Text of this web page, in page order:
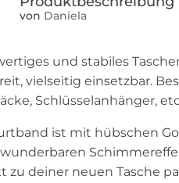
von Daniela
und stabiles
vielseitig einsetzbar.
Schlüsselanhänger,
ist mit hübschen
zu deiner neuen Tasche